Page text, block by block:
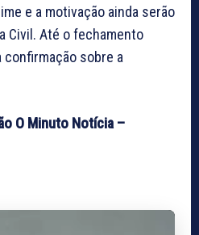
e a motivação ainda serão
Civil. Até o fechamento
confirmação sobre a
O Minuto Notícia –